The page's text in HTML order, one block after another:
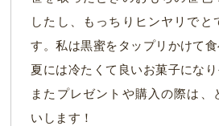
したし、もっちりヒンヤリでと
す。私は黒蜜をタップリかけて
夏には冷たくて良いお菓子にな
またプレゼントや購入の際は、
いします！